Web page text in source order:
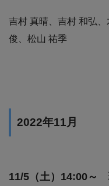
吉村 真晴、吉村 和弘
俊、松山 祐季
2022年11月
11/5（土）14:00～